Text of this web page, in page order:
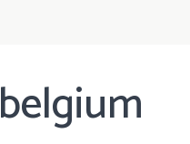
belgium